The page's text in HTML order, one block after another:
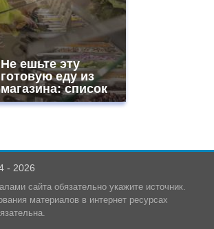
Не ешьте эту
готовую еду из
магазина: список
- 2026
сайта обязательно укажите источник.
материалов в интернет ресурсах